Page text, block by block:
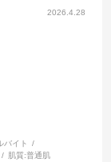
2026.4.28
バイト
肌質:普通肌